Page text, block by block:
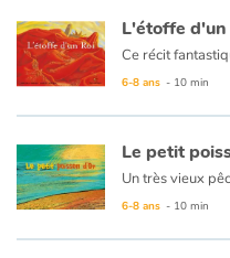
Émotions et sentiments
Formats et illustrations
Catalogue anglais
Contraste +
L'étoffe
6-8 ans - 10 min
Le petit
6-8 ans - 10 min